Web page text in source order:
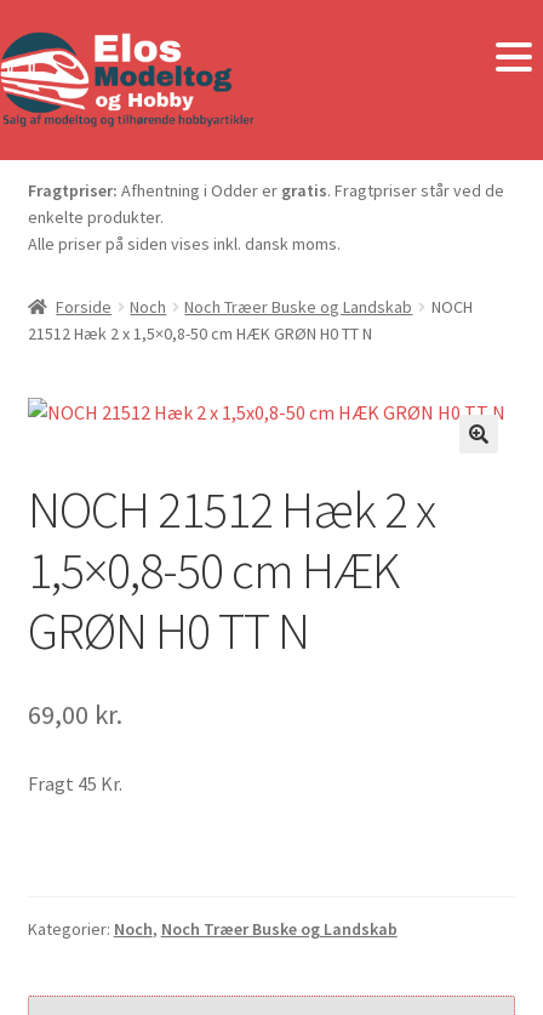
Fragtpriser: Afhentning i Odder er gratis. Fragtpriser står ved de
enkelte produkter.
Alle priser på siden vises inkl. dansk moms.
Forside Noch Noch Træer Buske og Landskab
NOCH
21512 Hæk 2 x 1,5×0,8-50 cm HÆK GRØN H0 TT N
NOCH 21512 Hæk 2 x
1,5×0,8-50 cm HÆK
GRØN H0 TT N
69,00 kr.
Fragt 45 Kr.
Kategorier: Noch, Noch Træer Buske og Landskab